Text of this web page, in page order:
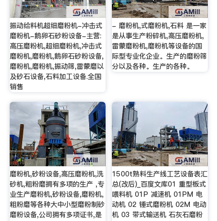
振动给料机超细磨粉机-冲击式
磨粉机-鹅卵石砂粉设备-主营:
高压磨粉机,超细磨粉机,冲击式
磨粉机,磨粉机,鹅卵石砂粉设备,
磨粉机,磨粉机,振动筛,雷蒙磨以
及砂石设备,石料加工设备.全国
销售
- 磨粉机,式磨粉机,石料 是一家
是从事生产粉碎机,高压磨粉机,
雷蒙磨粉机,磨粉机等设备的国
际型专业化企业。生产的磨粉筛
分以及各种。生产的各种。
磨粉机,砂粉设备,高压磨粉机,洗
砂机,粗粉磨拥有多项的生产 ,专
业生产磨粉机,砂粉设备,磨粉机,
粗粉磨等各种大中小型磨粉制砂
磨粉设备,公司拥有多项证书,是
1500t熟料生产线工艺设备表汇
总(改后)_百度文库01 重型板式
喂料机 01P 减速机 01PM 电
动机 02 锤式磨粉机 02M 电动
机 03 带式输送机 石灰石磨粉